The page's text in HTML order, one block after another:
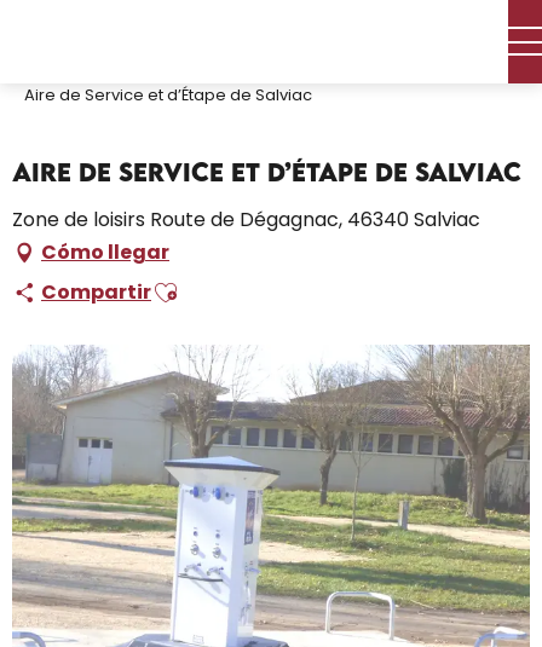
principal
Aire de Service et d’Étape de Salviac
Aire de Service et d’Étape de Salviac
Zone de loisirs Route de Dégagnac, 46340 Salviac
Cómo llegar
CompartirAjouter aux favoris